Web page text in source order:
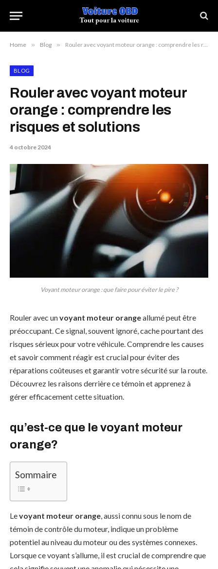
Home » Blog » Rouler avec voyant moteur orange : comprendre les risques et solutions
BLOG
Rouler avec voyant moteur
orange : comprendre les
risques et solutions
4 octobre 2024
Voyant moteur orange : que faire pour éviter le pire ?
Rouler avec unvoyant moteur orangeallumé peut être
préoccupant. Ce signal, souvent ignoré, cache pourtant des
risques sérieux pour votre véhicule. Comprendre les causes
et savoir comment réagir est crucial pour éviter des
réparations coûteuses et garantir votre sécurité sur la route.
Découvrez les raisons derrière ce témoin et apprenez à
gérer efficacement cette situation.
qu’est-ce que le voyant moteur
orange?
Sommaire
Levoyant moteur orange, aussi connu sous le nom de
témoin de contrôle du moteur, indique un problème
potentiel au niveau du moteur ou des systèmes connexes.
Lorsque ce voyant s’allume, il est crucial de comprendre que